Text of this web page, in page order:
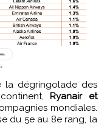
Ryanair et
mondiales.
du 5e au 8e rang, la